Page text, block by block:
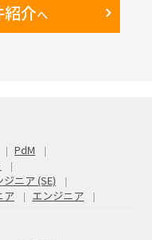
紹介へ
PdM
ニア (SE)
ア エンジニア